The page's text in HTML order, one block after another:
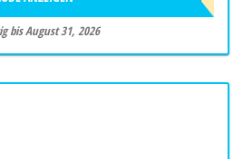
bis August 31, 2026